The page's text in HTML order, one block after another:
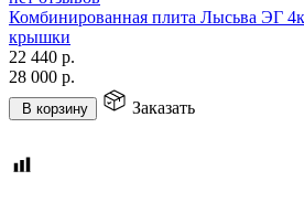
Комбинированная плита Лысьва ЭГ
крышки
22 440 р.
28 000 р.
В корзину Заказать